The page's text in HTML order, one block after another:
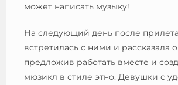
может написать музыку!
На следующий день после
встретилась с ними и рассказала
предложив работать вместе и
мюзикл в стиле этно. Девушки с